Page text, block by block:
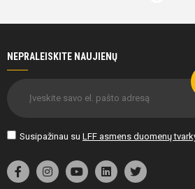
NEPRALEISKITE NAUJIENŲ
Susipažinau su LFF asmens duomenų